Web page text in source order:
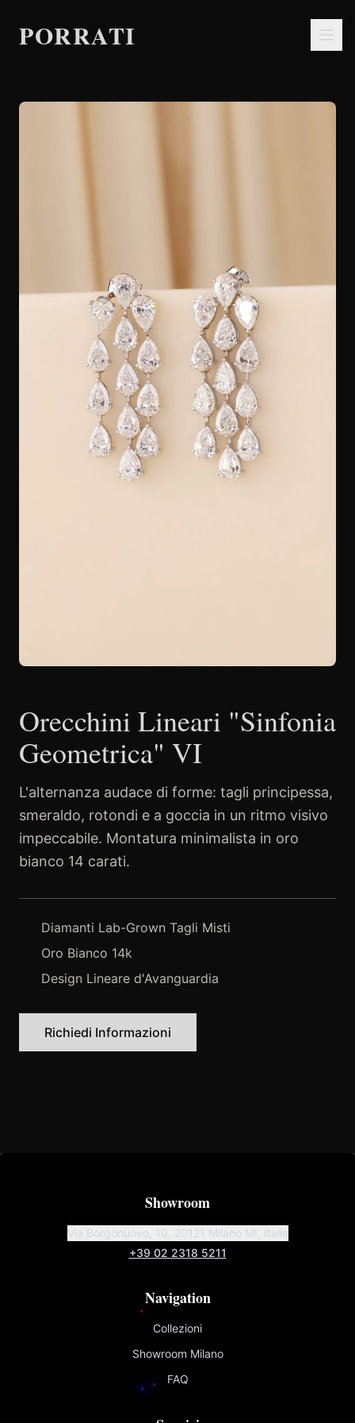
PORRATI
Orecchini Lineari "Sinfonia
Geometrica" VI
L'alternanza audace di forme: tagli principessa,
smeraldo, rotondi e a goccia in un ritmo visivo
impeccabile. Montatura minimalista in oro
bianco 14 carati.
Diamanti Lab-Grown Tagli Misti
Oro Bianco 14k
Design Lineare d'Avanguardia
Richiedi Informazioni
Showroom
Via Borgonuovo, 10, 20121 Milano MI, Italia
+39 02 2318 5211
Navigation
Collezioni
Showroom Milano
FAQ